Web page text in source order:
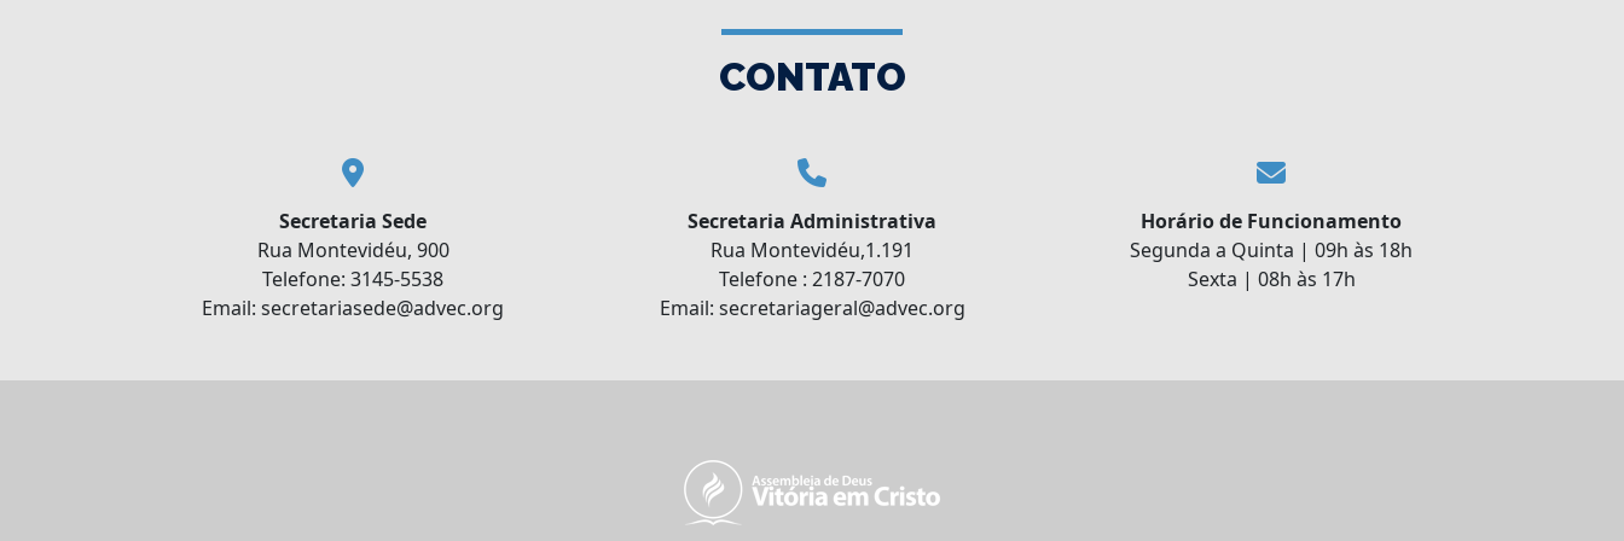
CONTATO
Secretaria Sede
Rua Montevidéu, 900
Telefone: 3145-5538
Email: secretariasede@advec.org
Secretaria Administrativa
Rua Montevidéu,1.191
Telefone : 2187-7070
Email: secretariageral@advec.org
Horário de Funcionamento
Segunda a Quinta | 09h às 18h
Sexta | 08h às 17h